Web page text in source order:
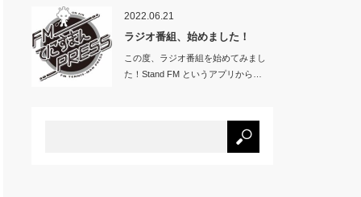
2022.06.21
ラジオ番組、始めました！
この度、ラジオ番組を始めてみまし
た！Stand FM というアプリから…